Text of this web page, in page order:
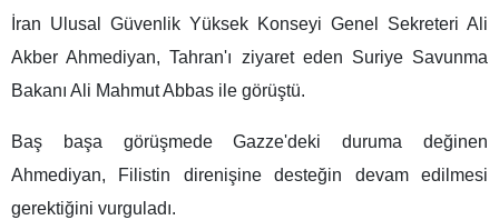
İran Ulusal Güvenlik Yüksek Konseyi Genel Sekreteri Ali
Akber Ahmediyan, Tahran'ı ziyaret eden Suriye Savunma
Bakanı Ali Mahmut Abbas ile görüştü.
Baş başa görüşmede Gazze'deki duruma değinen
Ahmediyan, Filistin direnişine desteğin devam edilmesi
gerektiğini vurguladı.